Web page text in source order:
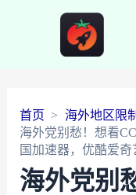
首页
海外地区限制
海外党别愁！想看
国加速器，优酷爱
海外党别